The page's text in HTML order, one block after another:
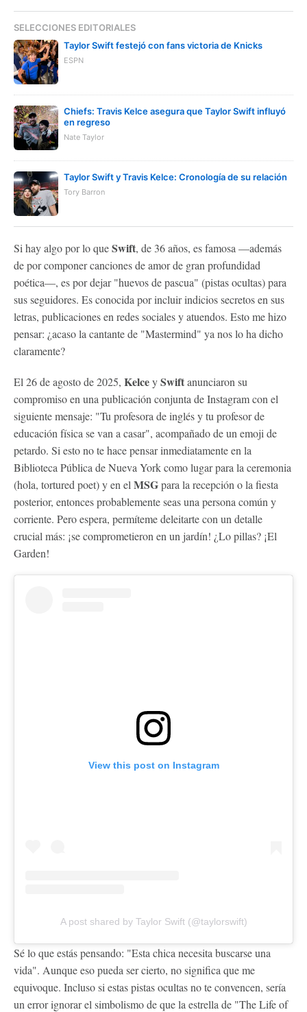
SELECCIONES EDITORIALES
Taylor Swift festejó con fans victoria de Knicks
ESPN
Chiefs: Travis Kelce asegura que Taylor Swift influyó
en regreso
Nate Taylor
Taylor Swift y Travis Kelce: Cronología de su relación
Tory Barron
Si hay algo por lo queSwift, de 36 años, es famosa —además
de por componer canciones de amor de gran profundidad
poética—, es por dejar "huevos de pascua" (pistas ocultas) para
sus seguidores. Es conocida por incluir indicios secretos en sus
letras, publicaciones en redes sociales y atuendos. Esto me hizo
pensar: ¿acaso la cantante de "Mastermind" ya nos lo ha dicho
claramente?
El 26 de agosto de 2025, KelceySwiftanunciaron su
compromiso en una publicación conjunta de Instagram con el
siguiente mensaje: "Tu profesora de inglés y tu profesor de
educación física se van a casar", acompañado de un emoji de
petardo. Si esto no te hace pensar inmediatamente en la
Biblioteca Pública de Nueva York como lugar para la ceremonia
(hola, tortured poet) y en el MSGpara la recepción o la fiesta
posterior, entonces probablemente seas una persona común y
corriente. Pero espera, permíteme deleitarte con un detalle
crucial más: ¡se comprometieron en un jardín! ¿Lo pillas? ¡El
Garden!
View this post on Instagram
A post shared by Taylor Swift (@taylorswift)
Sé lo que estás pensando: "Esta chica necesita buscarse una
vida". Aunque eso pueda ser cierto, no significa que me
equivoque. Incluso si estas pistas ocultas no te convencen, sería
un error ignorar el simbolismo de que la estrella de "The Life of